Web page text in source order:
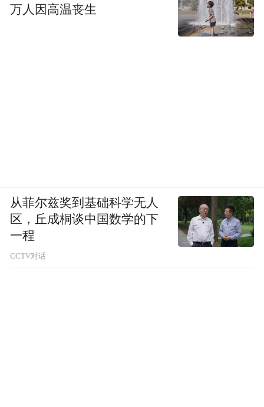
万人因高温丧生
从菲尔兹奖到基础科学无人
区，丘成桐谈中国数学的下
一程
CCTV对话